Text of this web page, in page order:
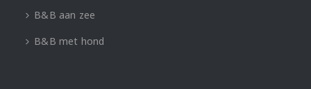
B&B aan zee
B&B met hond